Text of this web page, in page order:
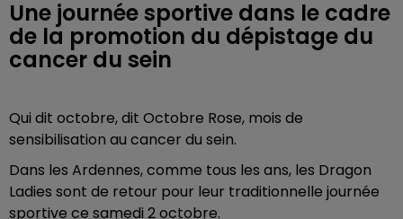
Une journée sportive dans le cadre
de la promotion du dépistage du
cancer du sein
Qui dit octobre, dit Octobre Rose, mois de
sensibilisation au cancer du sein.
Dans les Ardennes, comme tous les ans, les Dragon
Ladies sont de retour pour leur traditionnelle journée
sportive ce samedi 2 octobre.